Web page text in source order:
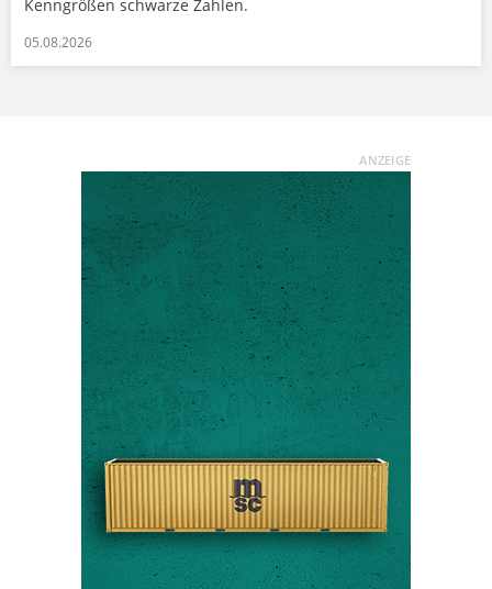
Kenngrößen schwarze Zahlen.
05.08.2026
ANZEIGE